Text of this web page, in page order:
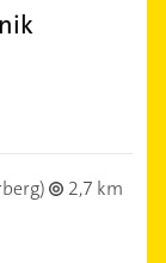
2,7 km